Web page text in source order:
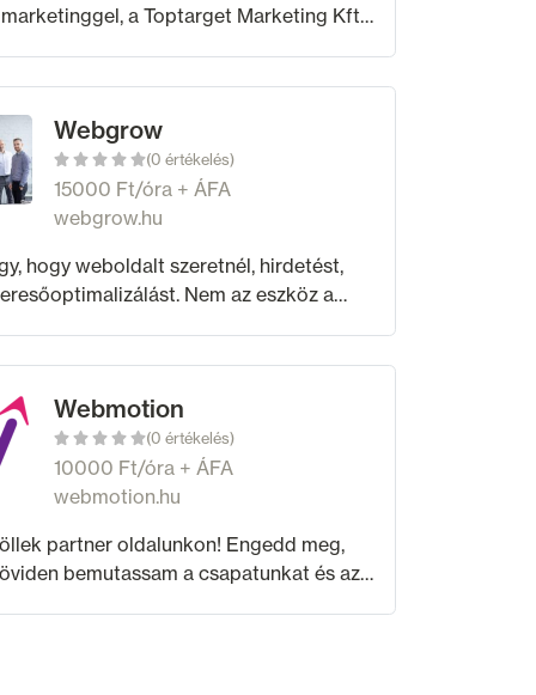
a Toptarget Marketing Kft.
Webgrow
(0 értékelés)
15000 Ft/óra + ÁFA
webgrow.hu
hogy weboldalt szeretnél, hirdetést,
Nem az eszköz a
Webmotion
(0 értékelés)
10000 Ft/óra + ÁFA
webmotion.hu
partner oldalunkon! Engedd meg,
bemutassam a csapatunkat és azt